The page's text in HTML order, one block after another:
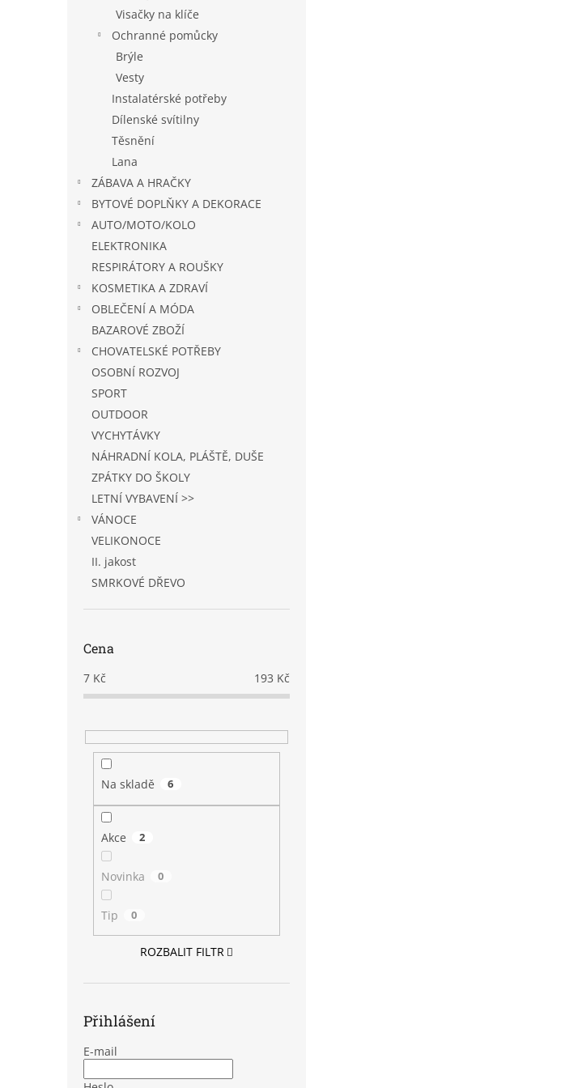
Visačky na klíče
Ochranné pomůcky
Brýle
Vesty
Instalatérské potřeby
Dílenské svítilny
Těsnění
Lana
ZÁBAVA A HRAČKY
BYTOVÉ DOPLŇKY A DEKORACE
AUTO/MOTO/KOLO
ELEKTRONIKA
RESPIRÁTORY A ROUŠKY
KOSMETIKA A ZDRAVÍ
OBLEČENÍ A MÓDA
BAZAROVÉ ZBOŽÍ
CHOVATELSKÉ POTŘEBY
OSOBNÍ ROZVOJ
SPORT
OUTDOOR
VYCHYTÁVKY
NÁHRADNÍ KOLA, PLÁŠTĚ, DUŠE
ZPÁTKY DO ŠKOLY
LETNÍ VYBAVENÍ >>
VÁNOCE
VELIKONOCE
II. jakost
SMRKOVÉ DŘEVO
Cena
7 Kč 193 Kč
Na skladě 6
Akce 2
Novinka 0
Tip 0
ROZBALIT FILTR
Přihlášení
E-mail